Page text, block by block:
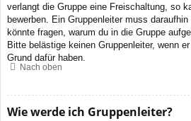
verlangt die Gruppe eine Freischaltung, so
bewerben. Ein Gruppenleiter muss
könnte fragen, warum du in die Gruppe
Bitte belästige keinen Gruppenleiter, wenn
Grund dafür haben.
Nach oben
Wie werde ich Gruppenleiter?